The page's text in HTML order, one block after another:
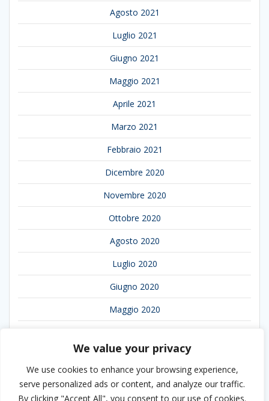
We value your privacy
We use cookies to enhance your browsing experience,
serve personalized ads or content, and analyze our traffic.
By clicking "Accept All", you consent to our use of cookies.
Agosto 2021
Luglio 2021
Giugno 2021
Maggio 2021
Aprile 2021
Marzo 2021
Febbraio 2021
Dicembre 2020
Novembre 2020
Ottobre 2020
Agosto 2020
Luglio 2020
Giugno 2020
Maggio 2020
Marzo 2020
Febbraio 2020